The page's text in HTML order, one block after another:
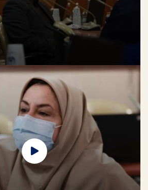
لورم ایپسوم متن ساختگی با تولید سادگی نامفهوم از
طراحان گرافیک است، چاپگرها و متون بلکه روزنامه و
که لازم است، و برای شرایط فعلی تکنولوژی مورد نیاز،
بهبود ابزارهای کاربردی می باشد، کتابهای زیادی
آینده، شناخت فراوان جامعه و متخصصان را می طلبد، تا
بیشتری را برای طراحان رایانه ای علی الخصوص طراحان
زبان فارسی ایجاد کرد، در این صورت می توان امید
در ارائه راهکارها، و شرایط سخت تایپ به پایان رسد و
حروفچینی دستاوردهای اصلی، و جوابگوی سوالات
طراحی اساسا مورد استفاده قرار گیرد.
همکاری با شبکه سلامت صدا و سیما